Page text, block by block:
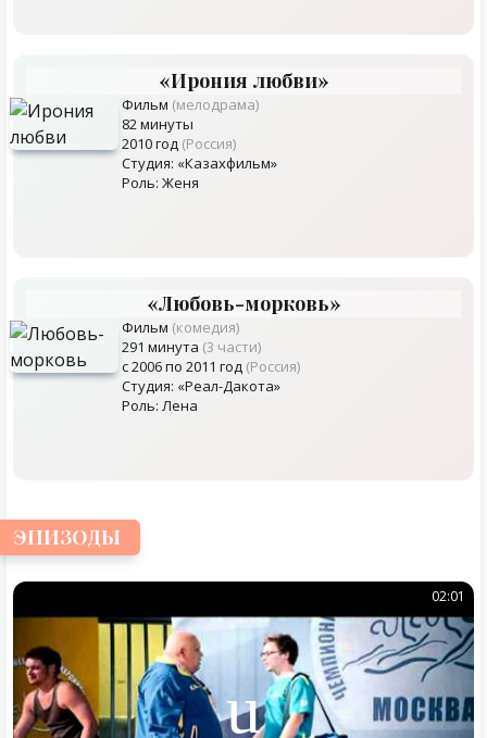
«Ирония любви»
Фильм (мелодрама)
82 минуты
2010 год (Россия)
Студия: «Казахфильм»
Роль: Женя
«Любовь-морковь»
Фильм (комедия)
291 минута (3 части)
с 2006 по 2011 год (Россия)
Студия: «Реал-Дакота»
Роль: Лена
ЭПИЗОДЫ
02:01